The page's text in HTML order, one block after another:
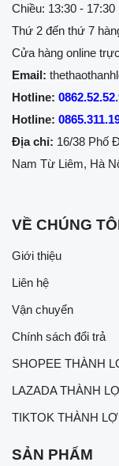
Chiều: 13:30 - 17:30
Thứ 2 đến thứ 7
Cửa hàng online
Email:
Hotline:
Hotline:
Địa chỉ: 16/38 Phố
Nam Từ Liêm, Hà
VỀ CHÚNG
Giới thiệu
Liên hệ
Vận chuyển
Chính sách đổi trả
SHOPEE THÀNH
LAZADA THÀNH
TIKTOK THÀNH
SẢN PHẨM